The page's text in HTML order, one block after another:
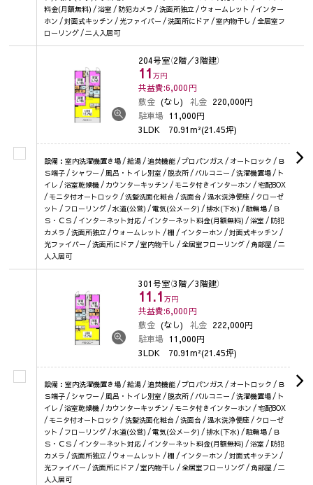
料金(月額無料) / 浴室 / 防犯カメラ / 洗面所独立 / ウォームレット / インター
ホン / 対面式キッチン / 光ファイバー / 洗面所にドア / 室内物干し / 全居室フ
ローリング / 二人入居可
204号室（2階／3階建）
11 万円
共益費:6,000円
敷金 (なし) 礼金 220,000円
駐車場 11,000円
3LDK 70.91m²(21.45坪)
設備：室内洗濯機置き場 / 給湯 / 追焚機能 / プロパンガス / オートロック / Ｂ
Ｓ端子 / シャワー / 風呂・トイレ別室 / 脱衣所 / バルコニー / 洗濯機置場 / ト
イレ / 浴室乾燥機 / カウンターキッチン / モニタ付きインターホン / 宅配BOX
/ モニタ付オートロック / 洗髪洗面化粧台 / 洗面台 / 温水洗浄便座 / クローゼ
ット / フローリング / 水道(公営) / 電気(公メータ) / 排水(下水) / 駐輪場 / Ｂ
Ｓ・ＣＳ / インターネット対応 / インターネット料金(月額無料) / 浴室 / 防犯
カメラ / 洗面所独立 / ウォームレット / 棚 / インターホン / 対面式キッチン /
光ファイバー / 洗面所にドア / 室内物干し / 全居室フローリング / 角部屋 / 二
人入居可
301号室（3階／3階建）
11.1 万円
共益費:6,000円
敷金 (なし) 礼金 222,000円
駐車場 11,000円
3LDK 70.91m²(21.45坪)
設備：室内洗濯機置き場 / 給湯 / 追焚機能 / プロパンガス / オートロック / Ｂ
Ｓ端子 / シャワー / 風呂・トイレ別室 / 脱衣所 / バルコニー / 洗濯機置場 / ト
イレ / 浴室乾燥機 / カウンターキッチン / モニタ付きインターホン / 宅配BOX
/ モニタ付オートロック / 洗髪洗面化粧台 / 洗面台 / 温水洗浄便座 / クローゼ
ット / フローリング / 水道(公営) / 電気(公メータ) / 排水(下水) / 駐輪場 / Ｂ
Ｓ・ＣＳ / インターネット対応 / インターネット料金(月額無料) / 浴室 / 防犯
カメラ / 洗面所独立 / ウォームレット / 棚 / インターホン / 対面式キッチン /
光ファイバー / 洗面所にドア / 室内物干し / 全居室フローリング / 角部屋 / 二
人入居可